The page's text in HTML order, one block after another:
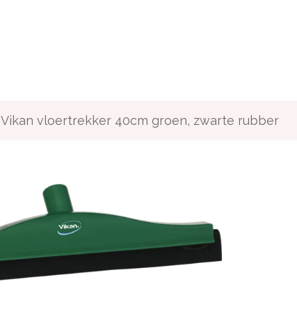
Vikan vloertrekker 40cm groen, zwarte rubber